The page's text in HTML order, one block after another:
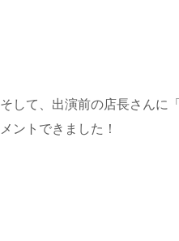
そして、出演前の店長さんに
メントできました！